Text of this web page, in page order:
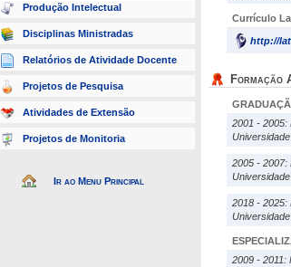
Produção Intelectual
Disciplinas Ministradas
Relatórios de Atividade Docente
Projetos de Pesquisa
Atividades de Extensão
Projetos de Monitoria
Ir ao Menu Principal
Currículo
http://
Formação
2001 - 2005:
2005 - 2007:
2018 - 2025:
2009 - 2011: